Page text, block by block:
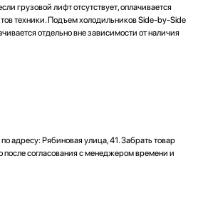
грузовой лифт отсутствует, оплачивается
техники. Подъем холодильников Side-by-Side
отдельно вне зависимости от наличия
адресу: Рябиновая улица, 41. Забрать товар
после согласования с менеджером времени и